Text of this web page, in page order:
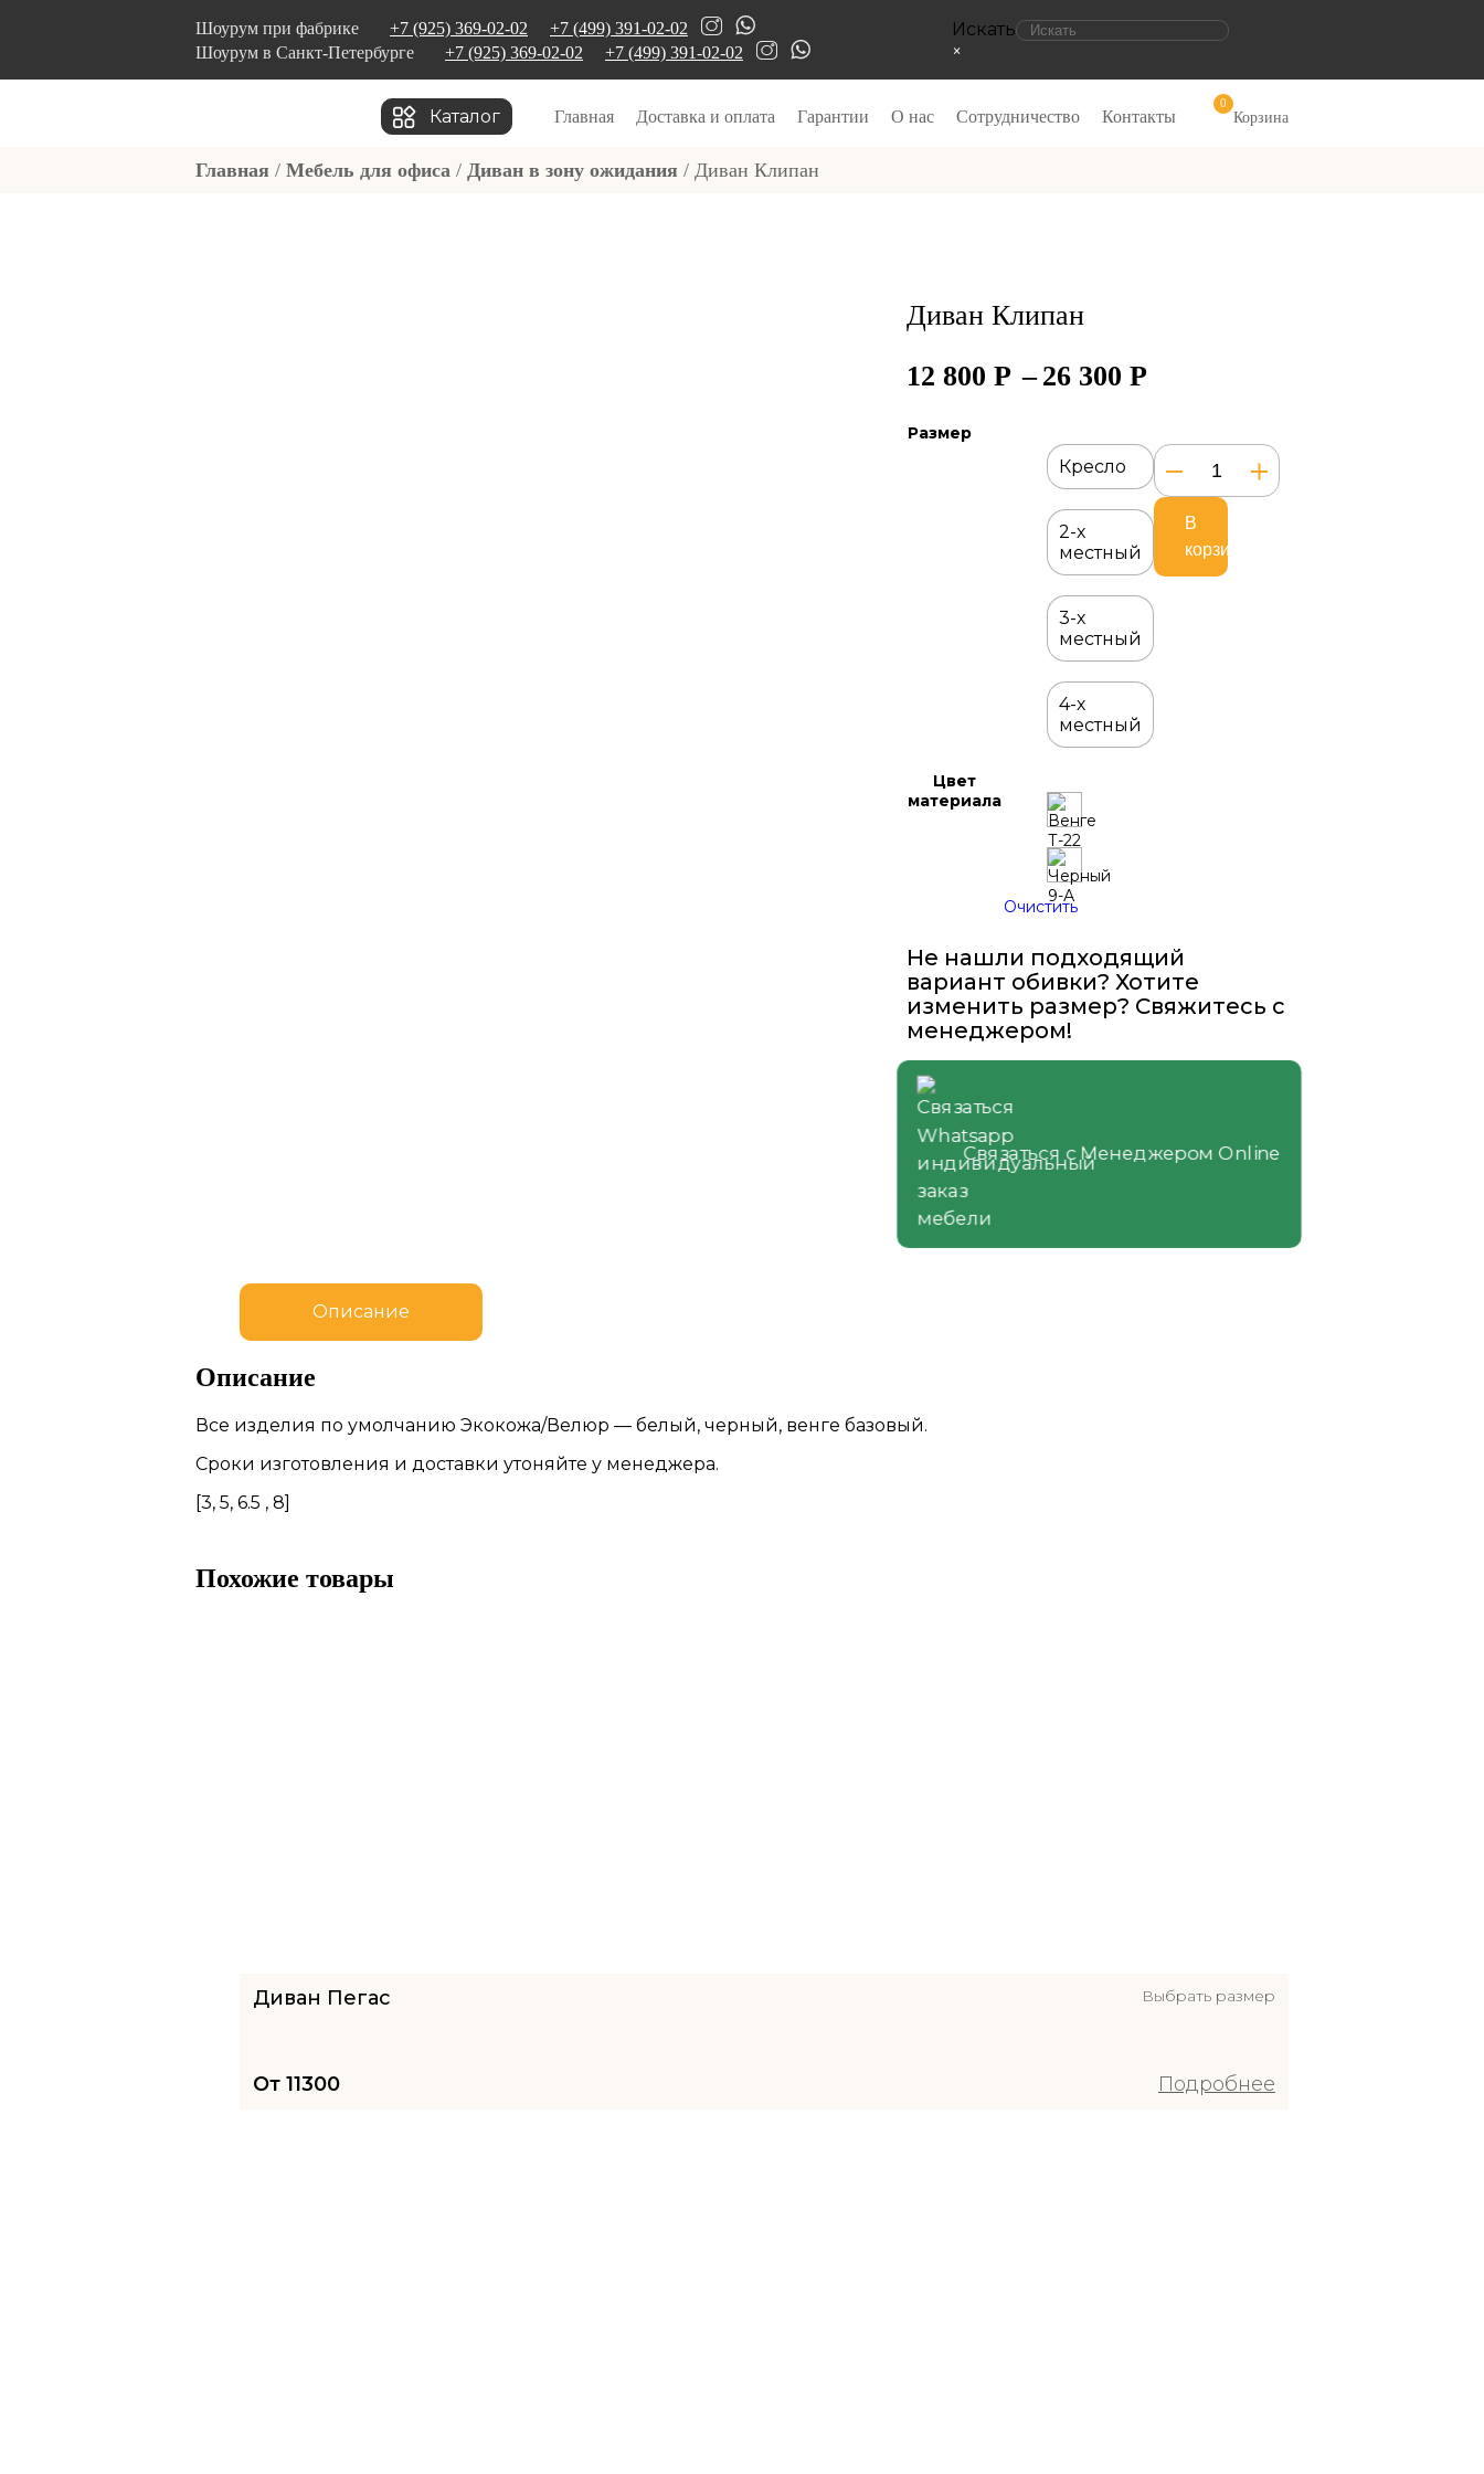
Шоурум при фабрике +7 (925) 369-02-02
+7 (499) 391-02-02
Шоурум в Санкт-Петербурге
+7 (925) 369-02-02 +7 (499) 391-02-02
Искать
×
Каталог Главная Доставка и оплата Гарантии О нас Сотрудничество Контакты
0
Корзина
Главная / Мебель для офиса / Диван в зону ожидания / Диван Клипан
Диван Клипан
12 800 Р – 26 300 Р
Размер
Кресло
2-х
местный
3-х
местный
4-х
местный
Цвет
материала
Очистить
Количество
товара
Диван
Клипан
В
корзину
Не нашли подходящий
вариант обивки? Хотите
изменить размер? Свяжитесь с
менеджером!
Связаться с Менеджером Online
Описание
Описание
Все изделия по умолчанию Экокожа/Велюр — белый, черный, венге базовый.
Сроки изготовления и доставки утоняйте у менеджера.
[3, 5, 6.5 , 8]
Похожие товары
Диван Пегас Выбрать размер
От 11300 Подробнее